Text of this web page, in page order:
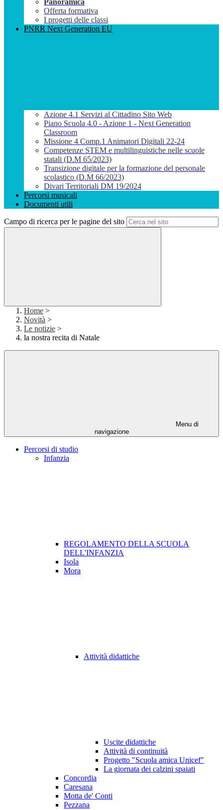
Panoramica
Offerta formativa
I progetti delle classi
PNRR Next Generation EU
Azione 4.1 Servizi al Cittadino Sito Web
Piano Scuola 4.0 - Azione 1 - Next Generation
Classroom
Missione 4 Comp.1 Animatori Digitali 22-24
Competenze STEM e multilinguistiche nelle scuole
statali (D.M 65/2023)
Transizione digitale per la formazione del personale
scolastico (D.M 66/2023)
Divari Territoriali DM 19/2024
Percorsi musicali
Documenti utili
Campo di ricerca per le pagine del sito
Home >
Novità >
Le notizie >
la nostra recita di Natale
Menu di
navigazione
Percorsi di studio
Infanzia
REGOLAMENTO DELLA SCUOLA
DELL'INFANZIA
Isola
Mora
Attività didattiche
Uscite didattiche
Attività di continuità
Progetto "Scuola amica Unicef"
La giornata dei calzini spaiati
Concordia
Caresana
Motta de' Conti
Pezzana